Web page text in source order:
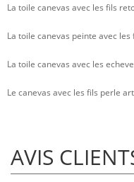
La toile canevas avec les fils
La toile canevas peinte avec
La toile canevas avec les
Le canevas avec les fils perle
AVIS